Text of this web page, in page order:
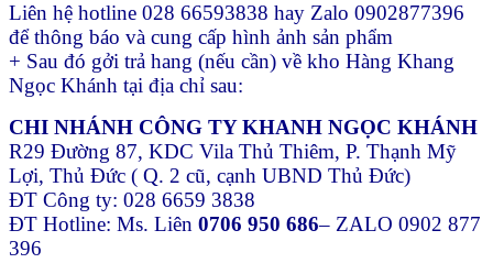
Liên hệ hotline 028 66593838 hay Zalo 0902877396
để thông báo và cung cấp hình ảnh sản phẩm
+ Sau đó gởi trả hang (nếu cần) về kho Hàng Khang
Ngọc Khánh tại địa chỉ sau:
CHI NHÁNH CÔNG TY KHANH NGỌC KHÁNH
R29 Đường 87, KDC Vila Thủ Thiêm, P. Thạnh Mỹ
Lợi, Thủ Đức ( Q. 2 cũ, cạnh UBND Thủ Đức)
ĐT Công ty: 028 6659 3838
ĐT Hotline: Ms. Liên 0706 950 686– ZALO 0902 877
396